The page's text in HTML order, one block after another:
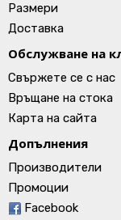
Размери
Доставка
Обслужване на
Свържете се с нас
Връщане на стока
Карта на сайта
Допълнения
Производители
Промоции
Facebook